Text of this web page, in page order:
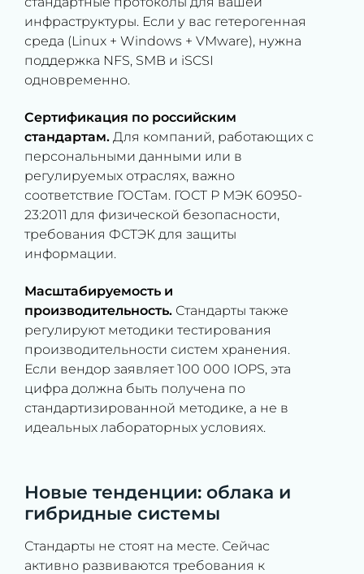
инфраструктуры. Если у вас гетерогенная
среда (Linux + Windows + VMware), нужна
поддержка NFS, SMB и iSCSI
одновременно.
Сертификация по российским
стандартам. Для компаний, работающих с
персональными данными или в
регулируемых отраслях, важно
соответствие ГОСТам. ГОСТ Р МЭК 60950-
23:2011 для физической безопасности,
требования ФСТЭК для защиты
информации.
Масштабируемость и
производительность. Стандарты также
регулируют методики тестирования
производительности систем хранения.
Если вендор заявляет 100 000 IOPS, эта
цифра должна быть получена по
стандартизированной методике, а не в
идеальных лабораторных условиях.
Новые тенденции: облака и
гибридные системы
Стандарты не стоят на месте. Сейчас
активно развиваются требования к